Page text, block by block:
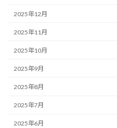
2025年12月
2025年11月
2025年10月
2025年9月
2025年8月
2025年7月
2025年6月